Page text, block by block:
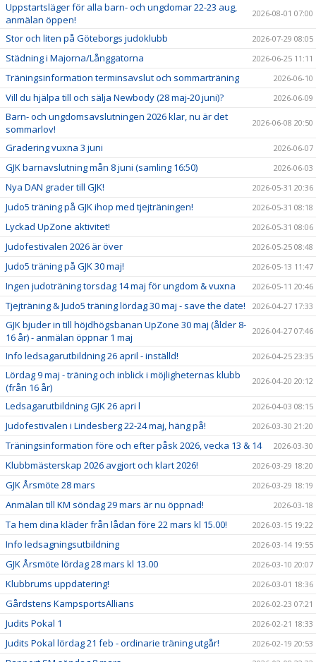
Uppstartsläger för alla barn- och ungdomar 22-23 aug,
anmälan öppen!
2026-08-01 07:00
Stor och liten på Göteborgs judoklubb 2026-07-29 08:05
Städning i Majorna/Långgatorna 2026-06-25 11:11
Träningsinformation terminsavslut och sommarträning 2026-06-10
Vill du hjälpa till och sälja Newbody (28 maj-20 juni)? 2026-06-09
Barn- och ungdomsavslutningen 2026 klar, nu är det
sommarlov!
2026-06-08 20:50
Gradering vuxna 3 juni 2026-06-07
GJK barnavslutning mån 8 juni (samling 16:50) 2026-06-03
Nya DAN grader till GJK! 2026-05-31 20:36
Judo5 träning på GJK ihop med tjejträningen! 2026-05-31 08:18
Lyckad UpZone aktivitet! 2026-05-31 08:06
Judofestivalen 2026 är över 2026-05-25 08:48
Judo5 träning på GJK 30 maj! 2026-05-13 11:47
Ingen judoträning torsdag 14 maj för ungdom & vuxna 2026-05-11 20:46
Tjejträning & Judo5 träning lördag 30 maj - save the date! 2026-04-27 17:33
GJK bjuder in till höjdhögsbanan UpZone 30 maj (ålder 8-
16 år) - anmälan öppnar 1 maj
2026-04-27 07:46
Info ledsagarutbildning 26 april - inställd! 2026-04-25 23:35
Lördag 9 maj - träning och inblick i möjligheternas klubb
(från 16 år)
2026-04-20 20:12
Ledsagarutbildning GJK 26 apri l 2026-04-03 08:15
Judofestivalen i Lindesberg 22-24 maj, häng på! 2026-03-30 21:20
Träningsinformation före och efter påsk 2026, vecka 13 & 14 2026-03-30
Klubbmästerskap 2026 avgjort och klart 2026! 2026-03-29 18:20
GJK Årsmöte 28 mars 2026-03-29 18:19
Anmälan till KM söndag 29 mars är nu öppnad! 2026-03-18
Ta hem dina kläder från lådan före 22 mars kl 15.00! 2026-03-15 19:22
Info ledsagningsutbildning 2026-03-14 19:55
GJK Årsmöte lördag 28 mars kl 13.00 2026-03-10 20:07
Klubbrums uppdatering! 2026-03-01 18:36
Gårdstens KampsportsAllians 2026-02-23 07:21
Judits Pokal 1 2026-02-21 18:33
Judits Pokal lördag 21 feb - ordinarie träning utgår! 2026-02-19 20:53